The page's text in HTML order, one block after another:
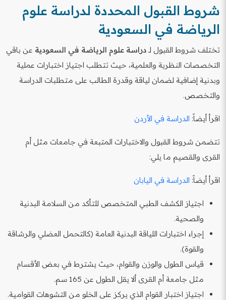
شروط القبول المحددة لدراسة علوم
الرياضة في السعودية
تختلف شروط القبول لـدراسة علوم الرياضة في السعودية عن باقي
التخصصات النظرية والعلمية، حيث تتطلب اجتياز اختبارات عملية
وبدنية إضافية لضمان لياقة وقدرة الطالب على متطلبات الدراسة
والتخصص.
اقرأ أيضاً: الدراسة في الأردن
تتضمن شروط القبول والاختبارات المتبعة في جامعات مثل أم
القرى والقصيم ما يلي:
اقرأ أيضاً: الدراسة في اليابان
اجتياز الكشف الطبي المتخصص للتأكد من السلامة البدنية
والصحية.
إجراء اختبارات اللياقة البدنية العامة (كالتحمل العضلي والرشاقة
والقوة).
قياس الطول والوزن والقوام، حيث يشترط في بعض الأقسام
مثل جامعة أم القرى ألا يقل الطول عن 165 سم.
اجتياز اختبار القوام الذي يركز على الخلو من التشوهات القوامية.